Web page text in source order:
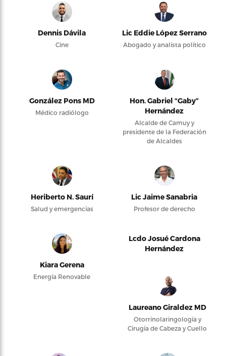
Dennis Dávila
Cine
Lic Eddie López Serrano
Abogado y analista político
González Pons MD
Médico radiólogo
Hon. Gabriel “Gaby”
Hernández
Alcalde de Camuy y
presidente de la Federación
de Alcaldes
Heriberto N. Saurí
Salud y emergencias
Lic Jaime Sanabria
Profesor de derecho
Kiara Gerena
Energía Renovable
Lcdo Josué Cardona
Hernández
Laureano Giraldez MD
Otorrinolaringología y
Cirugía de Cabeza y Cuello